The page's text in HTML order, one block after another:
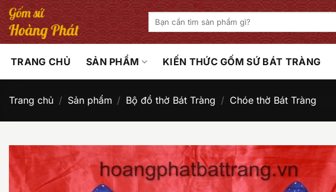
Bỏ
qua
nội
Tìm
kiếm:
TRANG CHỦ SẢN PHẨM KIẾN THỨC GỐM SỨ BÁT TRÀNG
Trang chủ / Sản phẩm / Bộ đồ thờ Bát Tràng / Chóe thờ Bát Tràng